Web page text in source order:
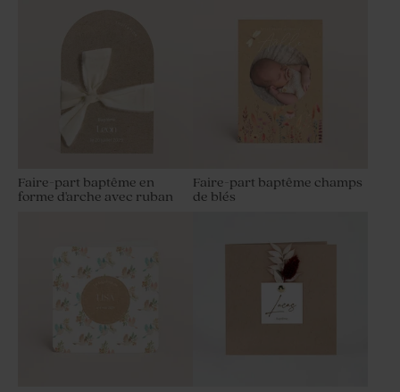
Marque place communion
Boite à souvenir bébé
Faire-part baptême en
forme d'arche avec ruban
Faire-part baptême champs
de blés